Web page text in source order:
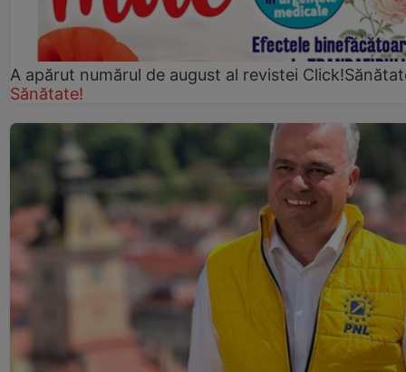
A apărut numărul de august al revistei
Sănătate!